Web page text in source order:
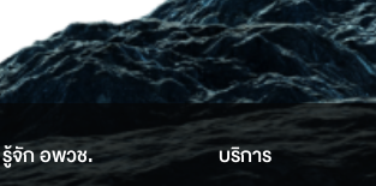
รู้จัก อพวช. บริการ